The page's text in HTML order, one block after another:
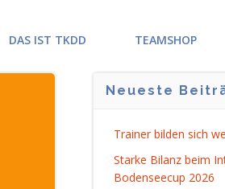
DAS IST TKDD TEAMSHOP
Neueste
Trainer bilden sich
Starke Bilanz beim
Bodenseecup 2026